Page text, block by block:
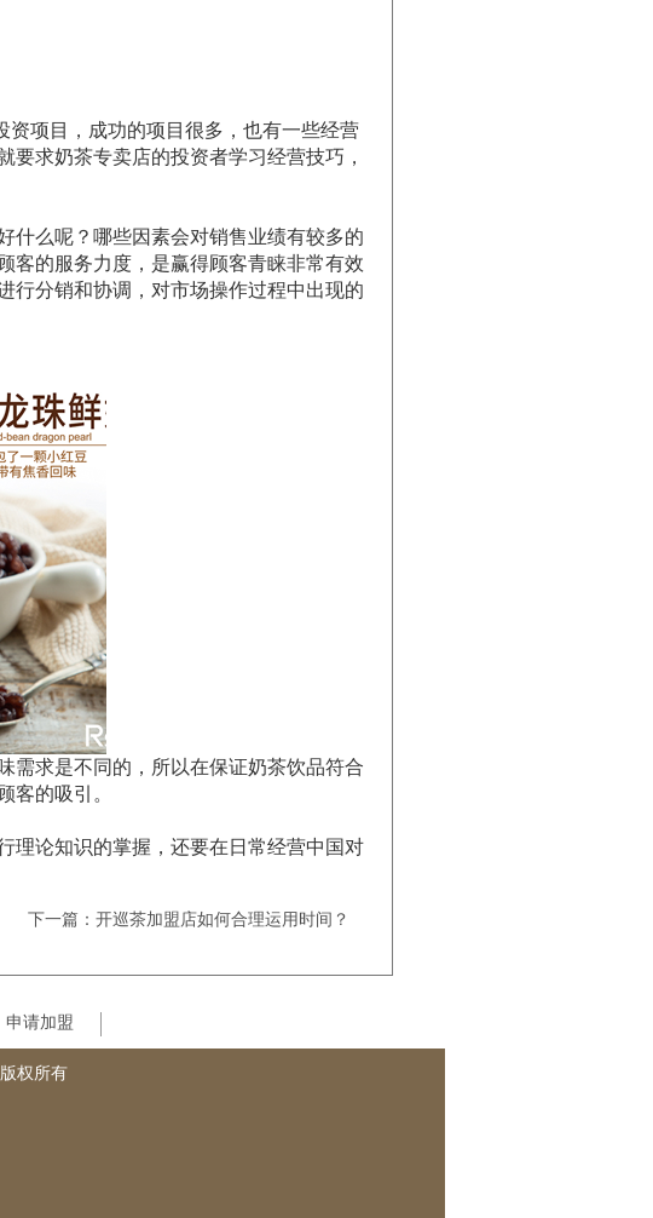
项目，成功的项目很多，也有一些经营
求奶茶专卖店的投资者学习经营技巧，
么呢？哪些因素会对销售业绩有较多的
客的服务力度，是赢得顾客青睐非常有效
行分销和协调，对市场操作过程中出现的
求是不同的，所以在保证奶茶饮品符合
客的吸引。
论知识的掌握，还要在日常经营中国对
下一篇：开巡茶加盟店如何合理运用时间？
申请加盟
权所有